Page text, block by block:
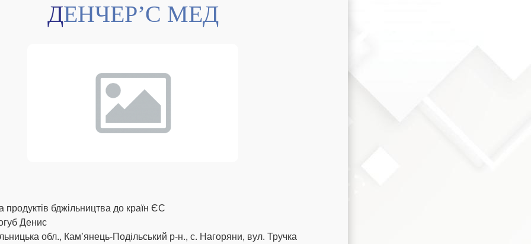
ДЕНЧЕР’С МЕД
продуктів бджільництва до країн ЄС
Денис
обл., Камʼянець-Подільський р-н., с. Нагоряни, вул. Тручка